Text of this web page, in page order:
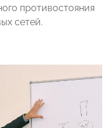
противостояния
сетей.